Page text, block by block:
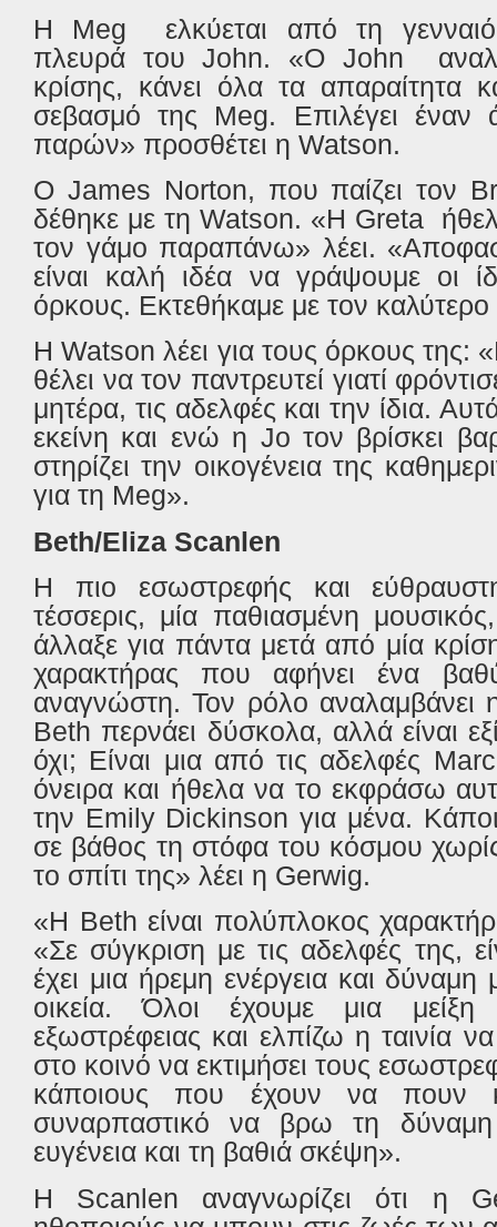
Η Meg
ελκύεται από τη
πλευρά τουJohn. «Ο John
κρίσης, κάνει όλα τα απαραίτητα
σεβασμό της Meg. Επιλέγει έναν
παρών» προσθέτει η Watson.
Ο James Norton, που παίζει τον
δέθηκε με τη Watson. «Η Greta
τον γάμο παραπάνω» λέει.
είναι καλή ιδέα να γράψουμε οι
όρκους. Εκτεθήκαμε με τον
ΗWatson λέει για τους όρκους της:
θέλει να τον παντρευτεί γιατί
μητέρα, τις αδελφές και την ίδια.
εκείνη και ενώ η Jo τον βρίσκει
στηρίζει την οικογένεια της
για τη Meg».
Beth/Eliza Scanlen
Η πιο εσωστρεφής και
τέσσερις, μία παθιασμένη
άλλαξε για πάντα μετά από μία
χαρακτήρας που αφήνει ένα
αναγνώστη. Τον ρόλο αναλαμβάνει
Beth περνάει δύσκολα, αλλά είναι
όχι; Είναι μια από τις αδελφές
όνειρα και ήθελα να το εκφράσω
την Emily Dickinson για μένα.
σε βάθος τη στόφα του κόσμου
το σπίτι της» λέει η Gerwig.
«Η Beth είναι πολύπλοκος
«Σε σύγκριση με τις αδελφές της,
έχει μια ήρεμη ενέργεια και
οικεία. Όλοι έχουμε μια μείξη
εξωστρέφειας και ελπίζω η ταινία
στο κοινό να εκτιμήσει τους
κάποιους που έχουν να πουν
συναρπαστικό να βρω τη
ευγένεια και τη βαθιά σκέψη».
Η Scanlen αναγνωρίζει ότι η